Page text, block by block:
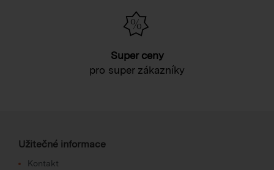
Super ceny
pro super zákazníky
Užitečné informace
Kontakt